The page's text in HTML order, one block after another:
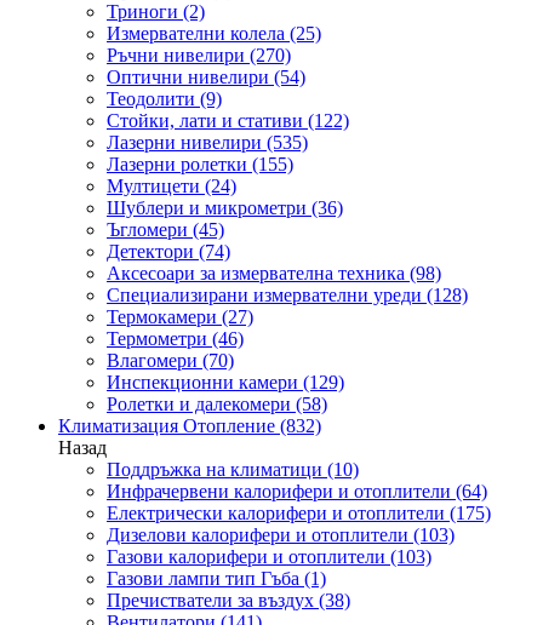
Триноги (2)
Измервателни колела (25)
Ръчни нивелири (270)
Оптични нивелири (54)
Теодолити (9)
Стойки, лати и стативи (122)
Лазерни нивелири (535)
Лазерни ролетки (155)
Мултицети (24)
Шублери и микрометри (36)
Ъгломери (45)
Детектори (74)
Аксесоари за измервателна техника (98)
Специализирани измервателни уреди (128)
Термокамери (27)
Термометри (46)
Влагомери (70)
Инспекционни камери (129)
Ролетки и далекомери (58)
Климатизация Отопление (832)
Назад
Поддръжка на климатици (10)
Инфрачервени калорифери и отоплители (64)
Електрически калорифери и отоплители (175)
Дизелови калорифери и отоплители (103)
Газови калорифери и отоплители (103)
Газови лампи тип Гъба (1)
Пречистватели за въздух (38)